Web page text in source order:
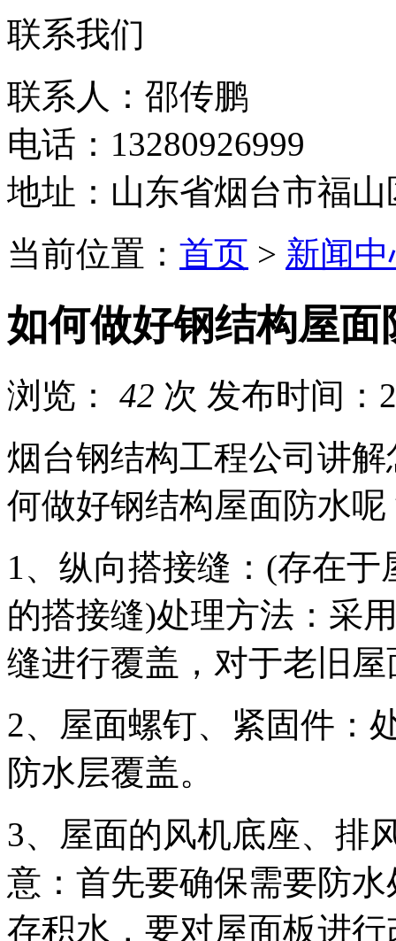
联系我们
联系人：邵传鹏
电话：13280926999
地址：山东省烟台市福
当前位置： 首页 > 新闻
如何做好钢结构屋面
浏览： 42 次 发布时间：
烟台钢结构工程公司讲
何做好钢结构屋面防水呢
1、纵向搭接缝：(存在
的搭接缝)处理方法：采
缝进行覆盖，对于老旧
2、屋面螺钉、紧固件：
防水层覆盖。
3、屋面的风机底座、排
意：首先要确保需要防
存积水，要对屋面板进